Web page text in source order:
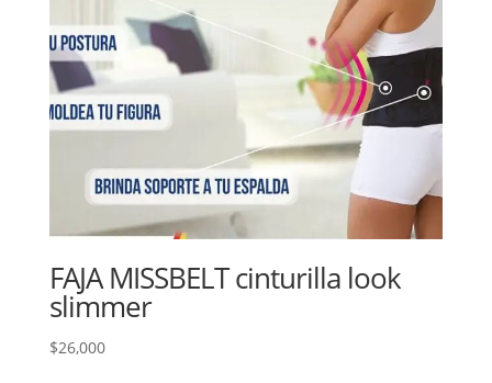
FAJA MISSBELT cinturilla look
slimmer
$26,000